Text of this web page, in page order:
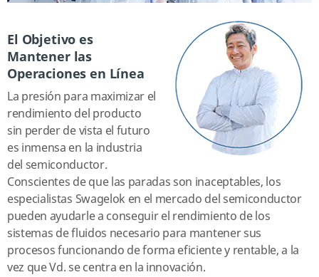
El Objetivo es
Mantener las
Operaciones en Línea
La presión para maximizar el
rendimiento del producto
sin perder de vista el futuro
es inmensa en la industria
del semiconductor.
Conscientes de que las paradas son inaceptables, los
especialistas Swagelok en el mercado del semiconductor
pueden ayudarle a conseguir el rendimiento de los
sistemas de fluidos necesario para mantener sus
procesos funcionando de forma eficiente y rentable, a la
vez que Vd. se centra en la innovación.